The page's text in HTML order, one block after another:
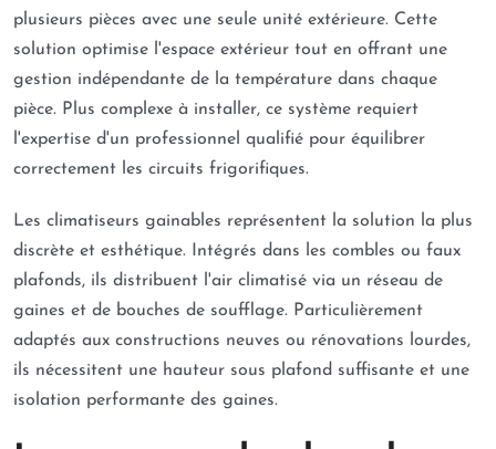
plusieurs pièces avec une seule unité extérieure. Cette
solution optimise l'espace extérieur tout en offrant une
gestion indépendante de la température dans chaque
pièce. Plus complexe à installer, ce système requiert
l'expertise d'un professionnel qualifié pour équilibrer
correctement les circuits frigorifiques.
Les climatiseurs gainables représentent la solution la plus
discrète et esthétique. Intégrés dans les combles ou faux
plafonds, ils distribuent l'air climatisé via un réseau de
gaines et de bouches de soufflage. Particulièrement
adaptés aux constructions neuves ou rénovations lourdes,
ils nécessitent une hauteur sous plafond suffisante et une
isolation performante des gaines.